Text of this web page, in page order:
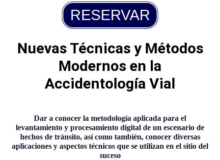
RESERVAR
Nuevas Técnicas y Métodos
Modernos en la
Accidentología Vial
Dar a conocer la metodología aplicada para el
levantamiento y procesamiento digital de un escenario de
hechos de tránsito, así como también, conocer diversas
aplicaciones y aspectos técnicos que se utilizan en el sitio del
suceso